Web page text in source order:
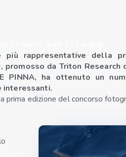
rappresentative della
promosso da Triton Research
PINNA, ha ottenuto un
interessanti.
prima edizione del concorso